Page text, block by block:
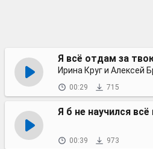
Я всё отдам за
Ирина Круг и Алексей
00:29 715
Я б не научился
00:39 973